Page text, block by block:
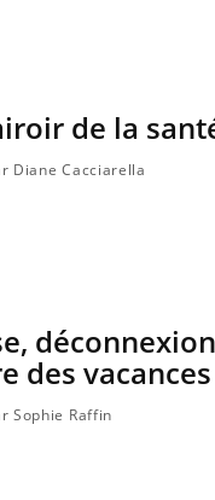
de la
Diane Cacciarella
des vacances
Sophie Raffin
Pourquoi
finalement être